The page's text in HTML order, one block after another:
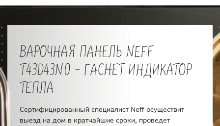
ВАРОЧНАЯ ПАНЕЛЬ NEFF
T43D43N0 - ГАСНЕТ ИНДИКАТОР
ТЕПЛА
Сертифицированный специалист Neff осуществит
выезд на дом в кратчайшие сроки, проведет